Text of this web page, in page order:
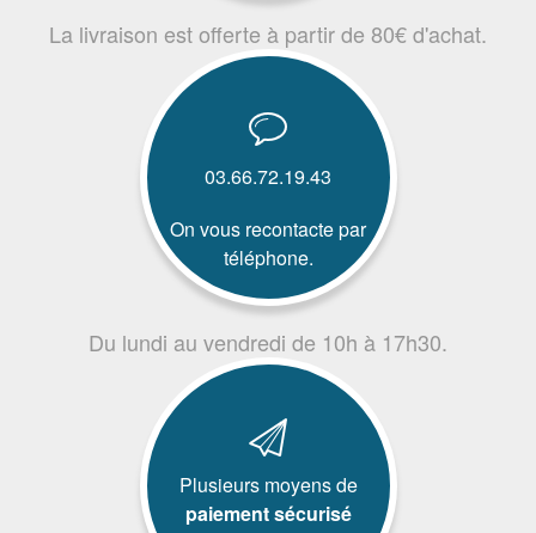
La livraison est offerte à partir de 80€ d'achat.
03.66.72.19.43
On vous recontacte par
téléphone.
Du lundi au vendredi de 10h à 17h30.
Plusieurs moyens de
paiement sécurisé